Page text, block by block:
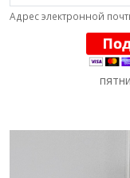
Адрес электронной